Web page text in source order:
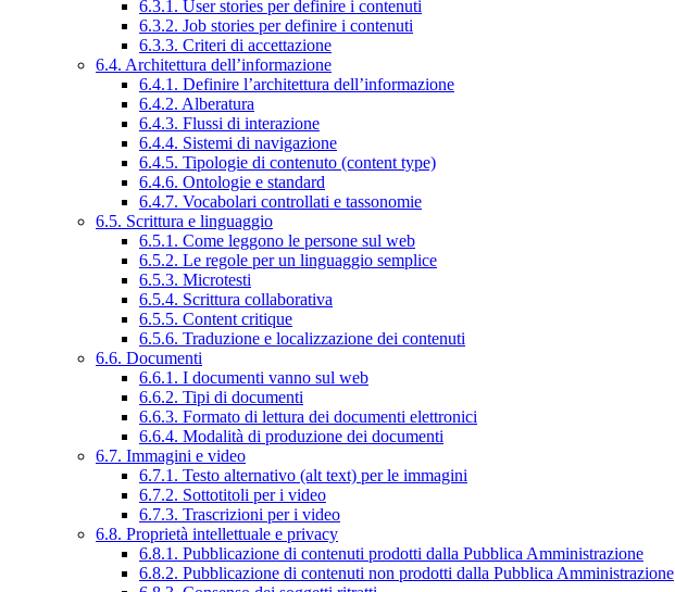
6.3.1. User stories per definire i contenuti
6.3.2. Job stories per definire i contenuti
6.3.3. Criteri di accettazione
6.4. Architettura dell’informazione
6.4.1. Definire l’architettura dell’informazione
6.4.2. Alberatura
6.4.3. Flussi di interazione
6.4.4. Sistemi di navigazione
6.4.5. Tipologie di contenuto (content type)
6.4.6. Ontologie e standard
6.4.7. Vocabolari controllati e tassonomie
6.5. Scrittura e linguaggio
6.5.1. Come leggono le persone sul web
6.5.2. Le regole per un linguaggio semplice
6.5.3. Microtesti
6.5.4. Scrittura collaborativa
6.5.5. Content critique
6.5.6. Traduzione e localizzazione dei contenuti
6.6. Documenti
6.6.1. I documenti vanno sul web
6.6.2. Tipi di documenti
6.6.3. Formato di lettura dei documenti elettronici
6.6.4. Modalità di produzione dei documenti
6.7. Immagini e video
6.7.1. Testo alternativo (alt text) per le immagini
6.7.2. Sottotitoli per i video
6.7.3. Trascrizioni per i video
6.8. Proprietà intellettuale e privacy
6.8.1. Pubblicazione di contenuti prodotti dalla Pubblica Amministrazione
6.8.2. Pubblicazione di contenuti non prodotti dalla Pubblica Amministrazione